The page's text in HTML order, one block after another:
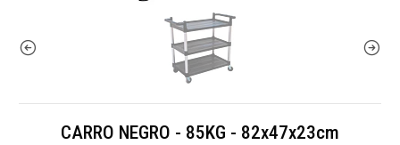
CARRO NEGRO - 85KG - 82x47x23cm